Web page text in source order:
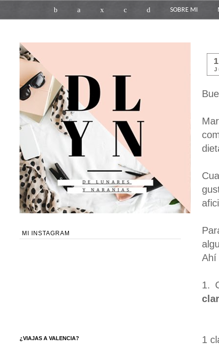
b a x c d SOBRE MI
Ahí
1.
1
MI INSTAGRAM
¿VIAJAS A VALENCIA?